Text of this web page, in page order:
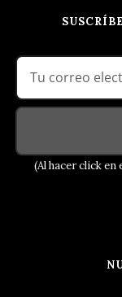
(Al hacer click en